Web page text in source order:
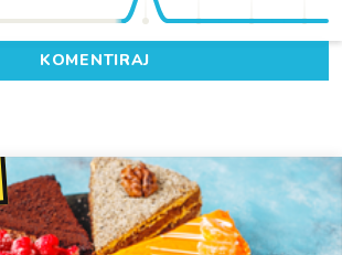
KOMENTIRAJ